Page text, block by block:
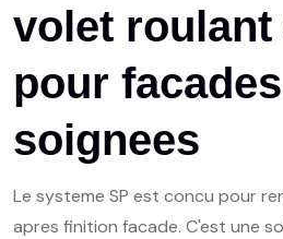
volet
pour facades
soignees
Le systeme SP est concu pour
apres finition facade. C'est une